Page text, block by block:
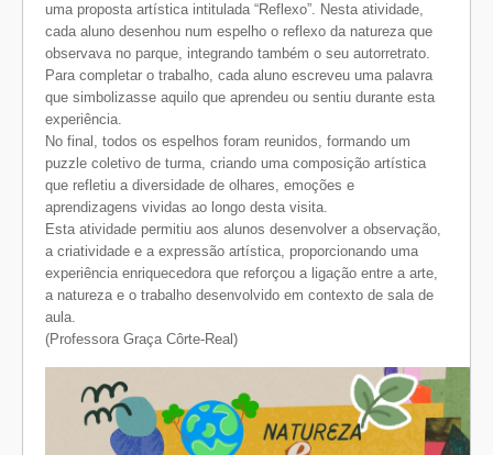
uma proposta artística intitulada “Reflexo”. Nesta atividade,
cada aluno desenhou num espelho o reflexo da natureza que
observava no parque, integrando também o seu autorretrato.
Para completar o trabalho, cada aluno escreveu uma palavra
que simbolizasse aquilo que aprendeu ou sentiu durante esta
experiência.
No final, todos os espelhos foram reunidos, formando um
puzzle coletivo de turma, criando uma composição artística
que refletiu a diversidade de olhares, emoções e
aprendizagens vividas ao longo desta visita.
Esta atividade permitiu aos alunos desenvolver a observação,
a criatividade e a expressão artística, proporcionando uma
experiência enriquecedora que reforçou a ligação entre a arte,
a natureza e o trabalho desenvolvido em contexto de sala de
aula.
(Professora Graça Côrte-Real)